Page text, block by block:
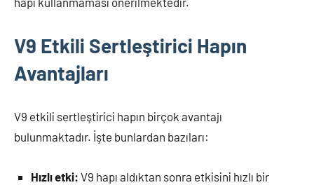
V9 Etkili Sertleştirici Hapın
Avantajları
V9 etkili sertleştirici hapın birçok avantajı
bulunmaktadır. İşte bunlardan bazıları:
Hızlı etki: V9 hapı aldıktan sonra etkisini hızlı bir